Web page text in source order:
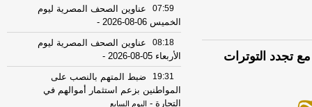
07:59
عناوين الصحف المصرية ليوم
الخميس 06-08-2026
-
08:18
عناوين الصحف المصرية ليوم
الأربعاء 05-08-2026
-
19:31
ضبط المتهم بالنصب على
المواطنين بزعم استثمار أموالهم في
التجارة - اليوم السابع